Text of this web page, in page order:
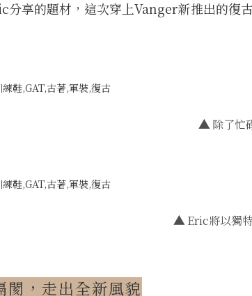
分享的題材，這次穿上Vanger新推出的復
▲除了忙
▲ Eric將以獨
閡，走出全新風貌